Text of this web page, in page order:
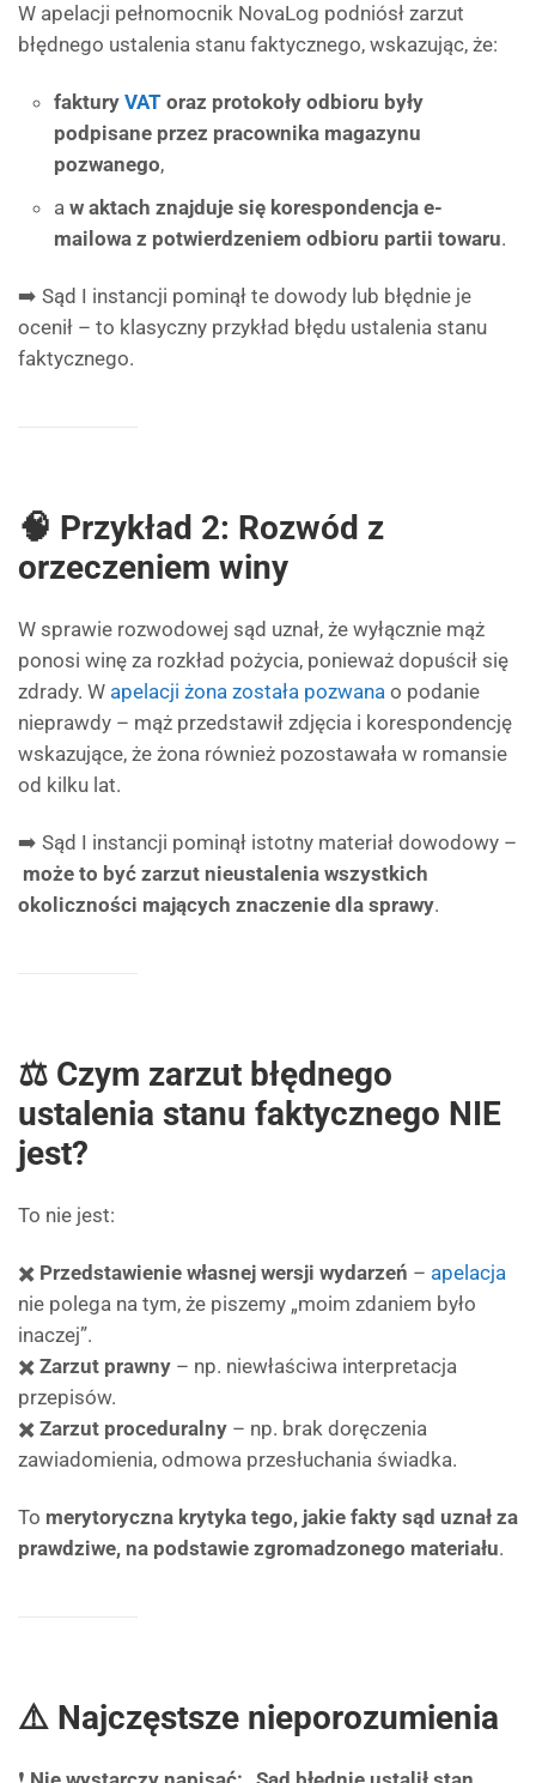
W apelacji pełnomocnik NovaLog podniósł zarzut
błędnego ustalenia stanu faktycznego, wskazując, że:
faktury VAT oraz protokoły odbioru były
podpisane przez pracownika magazynu
pozwanego,
a w aktach znajduje się korespondencja e-
mailowa z potwierdzeniem odbioru partii towaru.
➡️ Sąd I instancji pominął te dowody lub błędnie je
ocenił – to klasyczny przykład błędu ustalenia stanu
faktycznego.
🧠 Przykład 2: Rozwód z
orzeczeniem winy
W sprawie rozwodowej sąd uznał, że wyłącznie mąż
ponosi winę za rozkład pożycia, ponieważ dopuścił się
zdrady. W apelacji żona została pozwana o podanie
nieprawdy – mąż przedstawił zdjęcia i korespondencję
wskazujące, że żona również pozostawała w romansie
od kilku lat.
➡️ Sąd I instancji pominął istotny materiał dowodowy –
może to być zarzut nieustalenia wszystkich
okoliczności mających znaczenie dla sprawy.
⚖️ Czym zarzut błędnego
ustalenia stanu faktycznego NIE
jest?
To nie jest:
✖️ Przedstawienie własnej wersji wydarzeń – apelacja
nie polega na tym, że piszemy „moim zdaniem było
inaczej”.
✖️ Zarzut prawny – np. niewłaściwa interpretacja
przepisów.
✖️ Zarzut proceduralny – np. brak doręczenia
zawiadomienia, odmowa przesłuchania świadka.
To merytoryczna krytyka tego, jakie fakty sąd uznał za
prawdziwe, na podstawie zgromadzonego materiału.
⚠️ Najczęstsze nieporozumienia